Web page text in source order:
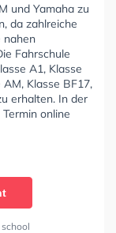
und Yamaha zu
da zahlreiche
nahen
Fahrschule
A1, Klasse
AM, Klasse BF17,
erhalten. In der
online